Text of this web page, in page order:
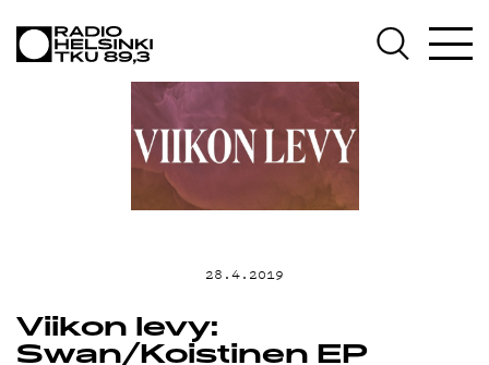
OHJELMAT
TEKIJÄT
28.4.2019
Viikon levy:
Swan/Koistinen EP